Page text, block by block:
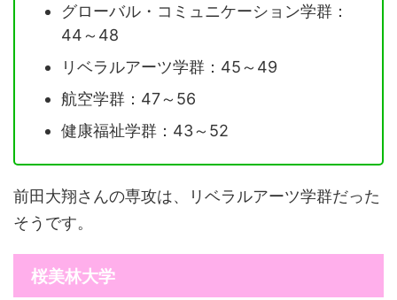
グローバル・コミュニケーション学群：
44～48
リベラルアーツ学群：45～49
航空学群：47～56
健康福祉学群：43～52
前田大翔さんの専攻は、リベラルアーツ学群だった
そうです。
桜美林大学